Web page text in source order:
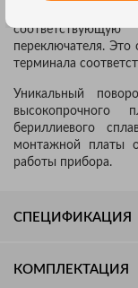
переключателя. Это
терминала
Уникальный
бериллиевого
монтажной платы
работы прибора.
СПЕЦИФИКАЦИЯ
КОМПЛЕКТАЦИЯ